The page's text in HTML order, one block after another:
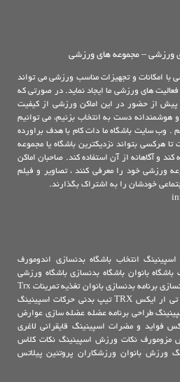
ورزشی – مجموعه های ورزشی
با امکانات و تجهیزات مناسب ورزشی می تواند
های ورزشی ما ایجاد نماید. در صورتی که
پیش از حضور در این اماکن ورزشی از کیفیت
و هوشمندانه دست به انتخاب بزنیم، می توانیم
. وب سایت باشگاه ما دات کام با هدف براورده
هرکسی بتواند نزدیکترین باشگاه یا مجموعه
و آگاهانه از آن استفاده کند. صاحبان اماکن
ورزشی خود را معرفی کنند ، تصاویر و فیلم
خودشان را به اشتراک بگذارند.
اسپینینگ انتخاب باشگاه بدنسازی
اندومورف
باشگاه بانوان باشگاه بدنسازی باشگاه ورزشی
برنامه بدنسازی بانوان تغذیه تمرینات Trx
تی ار ایکس TRX تیپ بدنی حرکات اسپینینگ
طراحی برنامه عضله عضله سازی عوارض
فواید و مضرات اسپینینگ قایقرانی لاغری
مزومورف نکات ورزش اسپینینگ نکات کلاس
ورزش بانوان ورزشکاران پروتئین پیلاتس